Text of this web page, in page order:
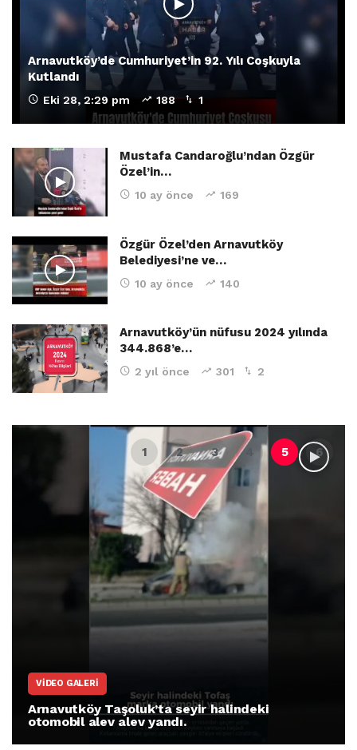
Arnavutköy’de Cumhuriyet’in 92. Yılı Coşkuyla
Kutlandı
Eki 28, 2:29 pm 188 1
Mustafa Candaroğlu’ndan Özgür
Özel’in…
10 ay önce 169
Özgür Özel’den Arnavutköy
Belediyesi’ne ve…
10 ay önce 140
Arnavutköy’ün nüfusu 2024 yılında
344.868’e…
2 yıl önce 301 2
VIDEO GALERI
Arnavutköy Taşoluk’ta seyir halindeki
otomobil alev alev yandı.